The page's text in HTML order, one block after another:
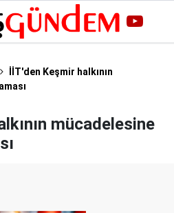
İİT'den Keşmir halkının
mücadelesine